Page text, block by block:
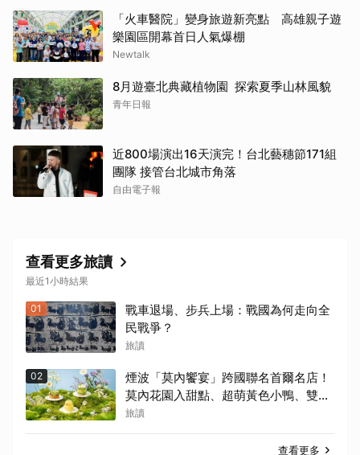
「火車醫院」變身旅遊新亮點 高雄親子遊
樂園區開幕首日人氣爆棚
Newtalk
8月遊臺北典藏植物園 探索夏季山林風貌
青年日報
近800場演出16天演完！台北藝穗節171組
團隊 接管台北城市角落
自由電子報
查看更多旅讀
最近1小時結果
01
戰車退場、步兵上場：戰國為何走向全
民戰爭？
旅讀
02
煙波「莫內饗宴」跨國聯名首爾名店！
莫內花園入甜點、超萌黃色小鴨、雙城
限定亮相
旅讀
查看更多